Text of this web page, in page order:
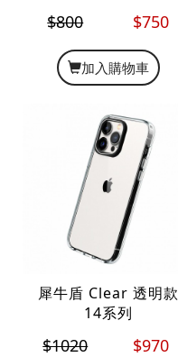
$800 $750
加入購物車
犀牛盾 Clear 透明款
14系列
$1020 $970